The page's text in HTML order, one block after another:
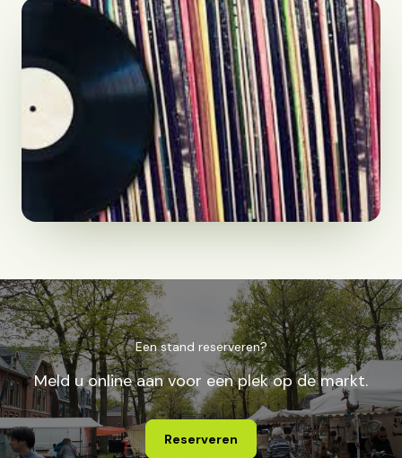
Een stand reserveren?
Meld u online aan voor een plek op de markt.
Reserveren